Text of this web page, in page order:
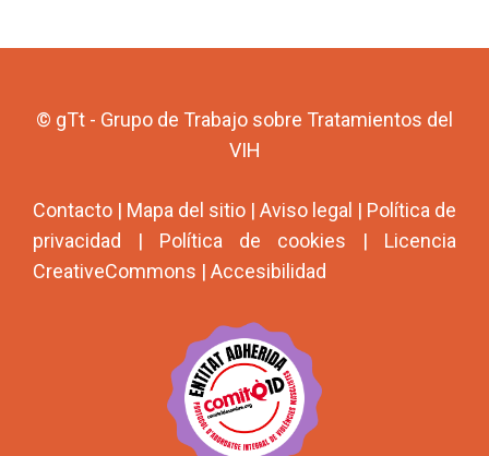
© gTt - Grupo de Trabajo sobre Tratamientos del
VIH
Contacto | Mapa del sitio | Aviso legal | Política de
privacidad | Política de cookies | Licencia
CreativeCommons | Accesibilidad